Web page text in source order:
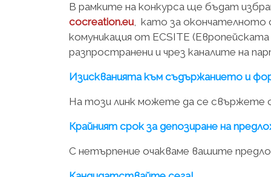
В рамките на конкурса ще бъдат
cocreation.eu, като за окончателното
комуникация от ECSITE
разпространени и чрез каналите на
Изискванията към съдържанието и
На този линк можете да се свържете
Крайният срок за депозиране на
С нетърпение очакваме вашите